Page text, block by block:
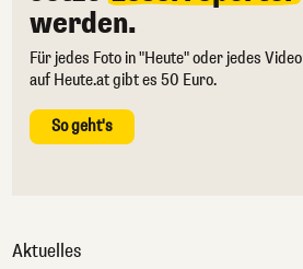
werden.
Für jedes Foto in "Heute" oder jedes Video
auf Heute.at gibt es 50 Euro.
So geht's
Aktuelles